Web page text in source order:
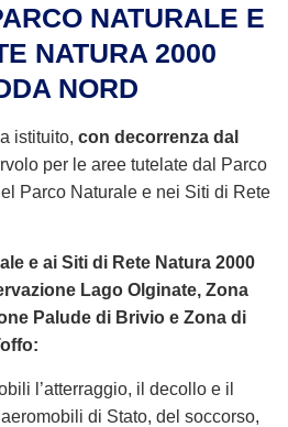
NATURALE E
NATURA 2000
NORD
istituito, con decorrenza dal
per le aree tutelate dal Parco
Parco Naturale e nei Siti di Rete
e ai Siti di Rete Natura 2000
Lago Olginate, Zona
Palude di Brivio e Zona di
l’atterraggio, il decollo e il
di Stato, del soccorso,